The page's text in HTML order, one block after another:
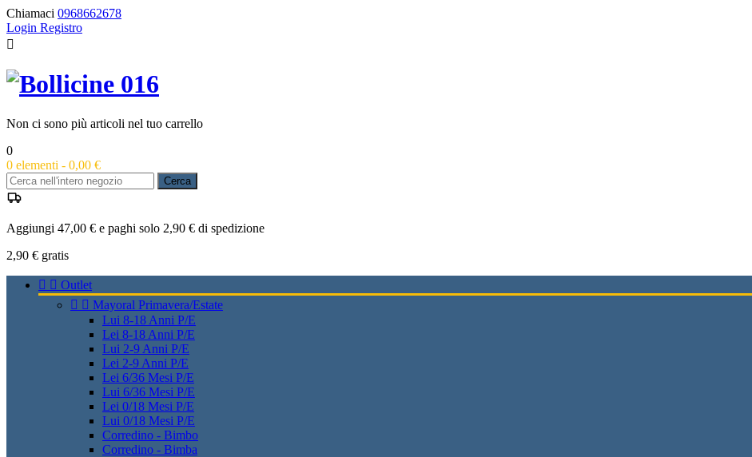
Chiamaci 0968662678
Login Registro

Non ci sono più articoli nel tuo carrello
0
0 elementi - 0,00 €
Cerca
Aggiungi 47,00 € e paghi solo 2,90 € di spedizione
2,90 € gratis
  Outlet
  Mayoral Primavera/Estate
Lui 8-18 Anni P/E
Lei 8-18 Anni P/E
Lui 2-9 Anni P/E
Lei 2-9 Anni P/E
Lei 6/36 Mesi P/E
Lui 6/36 Mesi P/E
Lei 0/18 Mesi P/E
Lui 0/18 Mesi P/E
Corredino - Bimbo
Corredino - Bimba